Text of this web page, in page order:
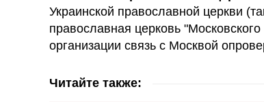
Украинской православной церкви
православная церковь
организации связь с Москвой
Читайте также: